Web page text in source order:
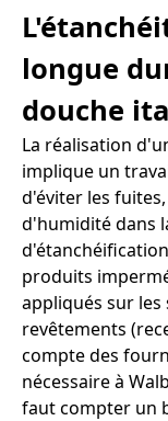
longue
douche
La réalisation
implique un
d'éviter les
d'humidité dans
produits
appliqués sur les
revêtements
compte des
nécessaire à
faut compter un